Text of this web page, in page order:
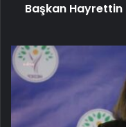
Başkan Hayrettin